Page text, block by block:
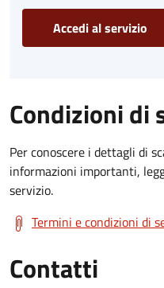
Accedi al servizio
Condizioni di
Per conoscere i dettagli di
informazioni importanti,
servizio.
Termini e condizioni di
Contatti